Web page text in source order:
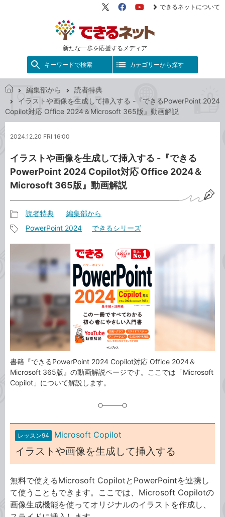
新たな一歩を応援するメディア
X（旧
FacebookYouTube
できるネットについて
キーワードで検索 カテゴリーから探す
き
ッ
編集部から
読者特典
イラストや画像を生成して挿入する -『できるPowerPoint 2024
Copilot対応 Office 2024＆Microsoft 365版』動画解説
2024.12.20 FRI 16:00
イラストや画像を生成して挿入する -『できる
PowerPoint 2024 Copilot対応 Office 2024＆
Microsoft 365版』動画解説
事
カ
読者特典 編集部から
PowerPoint 2024 できるシリーズ
書籍『できるPowerPoint 2024 Copilot対応 Office 2024＆
Microsoft 365版』の動画解説ページです。ここでは「Microsoft
Copilot」について解説します。
レッスン94 Microsoft Copilot
イラストや画像を生成して挿入する
無料で使えるMicrosoft CopilotとPowerPointを連携し
て使うこともできます。ここでは、Microsoft Copilotの
画像生成機能を使ってオリジナルのイラストを作成し、